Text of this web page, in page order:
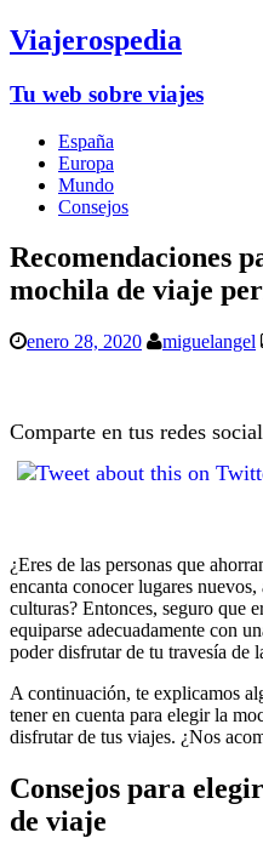
Viajerospedia
Tu web sobre viajes
España
Europa
Mundo
Consejos
Recomendaciones
mochila de viaje
enero 28, 2020 miguelangel
Comparte en tus redes
¿Eres de las personas que
encanta conocer lugares
culturas? Entonces, seguro que
equiparse adecuadamente con
poder disfrutar de tu travesía de
A continuación, te explicamos
tener en cuenta para elegir la
disfrutar de tus viajes. ¿Nos
Consejos para
de viaje